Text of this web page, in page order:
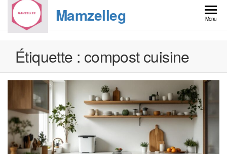
Skip
content
Mamzelleg Menu
Étiquette : compost cuisine